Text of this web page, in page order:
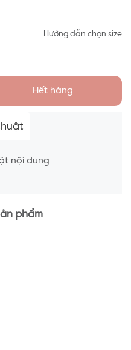
Hướng dẫn chọn size
Hết hàng
nội dung
phẩm